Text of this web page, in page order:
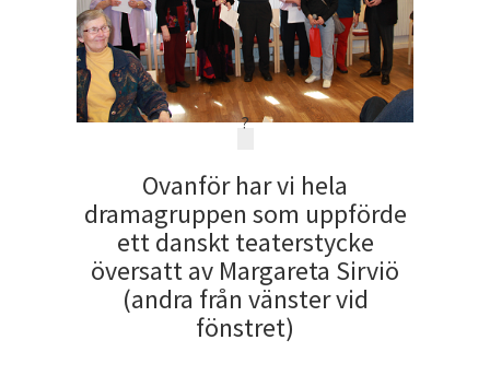
?
Ovanför har vi hela
dramagruppen som uppförde
ett danskt teaterstycke
översatt av Margareta Sirviö
(andra från vänster vid
fönstret)